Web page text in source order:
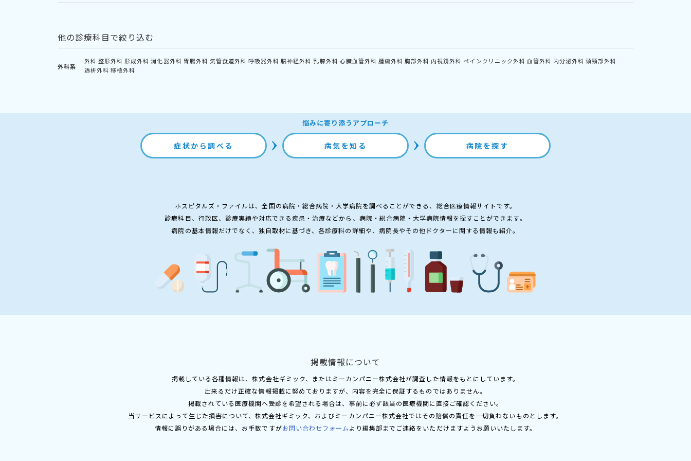
他の診療科目で絞り込む
外科系
外科 整形外科 形成外科 消化器外科 胃腸外科 気管食道外科 呼吸器外科 脳神経外科 乳腺外科 心臓血管外科 腫瘍外科 胸部外科 内視鏡外科 ペインクリニック外科 血管外科 内分泌外科 頭頸部外科
透析外科 移植外科
悩みに寄り添うアプローチ
症状から調べる 病気を知る 病院を探す
ホスピタルズ・ファイルは、全国の病院・総合病院・大学病院を調べることができる、総合医療情報サイトです。
診療科目、行政区、診療実績や対応できる疾患・治療などから、病院・総合病院・大学病院情報を探すことができます。
病院の基本情報だけでなく、独自取材に基づき、各診療科の詳細や、病院長やその他ドクターに関する情報も紹介。
掲載情報について
掲載している各種情報は、株式会社ギミック、またはミーカンパニー株式会社が調査した情報をもとにしています。
出来るだけ正確な情報掲載に努めておりますが、内容を完全に保証するものではありません。
掲載されている医療機関へ受診を希望される場合は、事前に必ず該当の医療機関に直接ご確認ください。
当サービスによって生じた損害について、株式会社ギミック、およびミーカンパニー株式会社ではその賠償の責任を一切負わないものとします。
情報に誤りがある場合には、お手数ですがお問い合わせフォームより編集部までご連絡をいただけますようお願いいたします。